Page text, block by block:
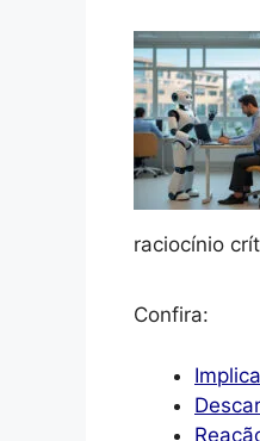
raciocínio
Confira: